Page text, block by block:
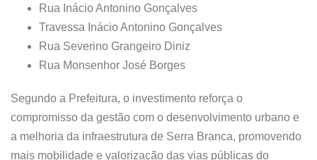
Rua Inácio Antonino Gonçalves
Travessa Inácio Antonino Gonçalves
Rua Severino Grangeiro Diniz
Rua Monsenhor José Borges
Segundo a Prefeitura, o investimento reforça o
compromisso da gestão com o desenvolvimento urbano e
a melhoria da infraestrutura de Serra Branca, promovendo
mais mobilidade e valorização das vias públicas do